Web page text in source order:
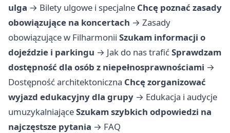
ulga → Bilety ulgowe i specjalne Chcę poznać zasady
obowiązujące na koncertach → Zasady
obowiązujące w Filharmonii Szukam informacji o
dojeździe i parkingu → Jak do nas trafićSprawdzam
dostępność dla osób z niepełnosprawnościami →
Dostępność architektoniczna Chcę zorganizować
wyjazd edukacyjny dla grupy → Edukacja i audycje
umuzykalniająceSzukam szybkich odpowiedzi na
najczęstsze pytania → FAQ